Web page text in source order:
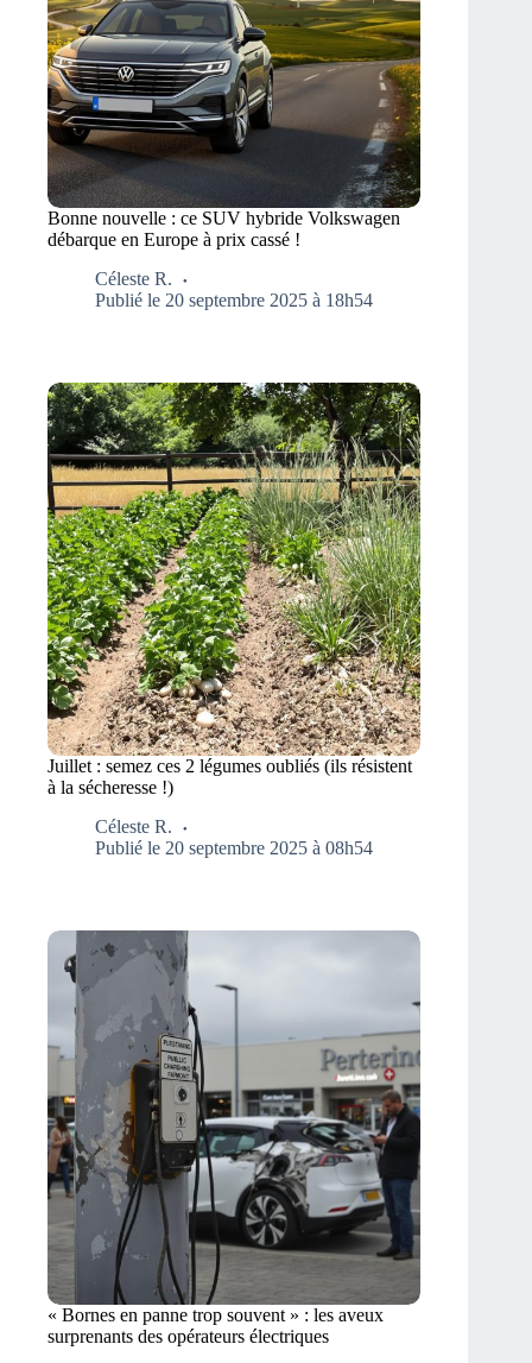
Bonne nouvelle : ce SUV hybride Volkswagen
débarque en Europe à prix cassé !
Céleste R.
Publié le 20 septembre 2025 à 18h54
Juillet : semez ces 2 légumes oubliés (ils résistent
à la sécheresse !)
Céleste R.
Publié le 20 septembre 2025 à 08h54
« Bornes en panne trop souvent » : les aveux
surprenants des opérateurs électriques